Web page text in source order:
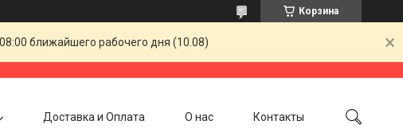
Корзина
ближайшего рабочего дня (10.08)
Доставка и Оплата О нас Контакты